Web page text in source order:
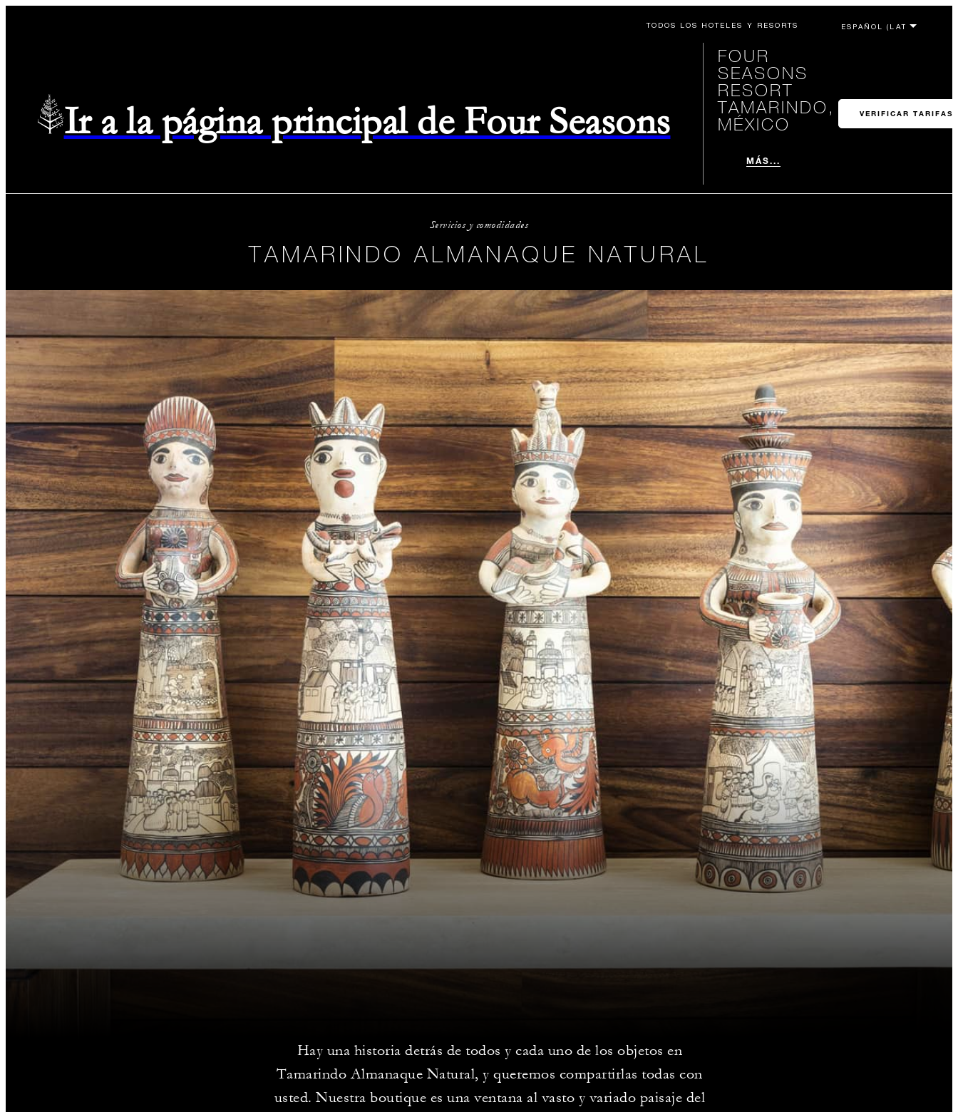
TODOS LOS HOTELES Y RESORTS
Ir a la página principal de Four Seasons
FOUR
SEASONS
RESORT
TAMARINDO,
MÉXICO
MÁS...
VERIFICAR TARIFAS
Servicios y comodidades
TAMARINDO ALMANAQUE NATURAL
Hay una historia detrás de todos y cada uno de los objetos en
Tamarindo Almanaque Natural, y queremos compartirlas todas con
usted. Nuestra boutique es una ventana al vasto y variado paisaje del